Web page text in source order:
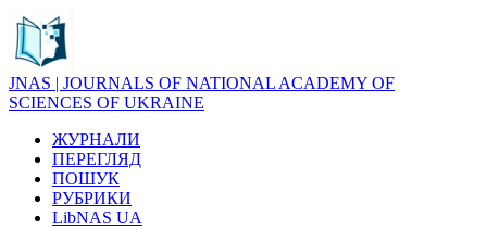
JNAS | JOURNALS OF NATIONAL ACADEMY OF
SCIENCES OF UKRAINE
ЖУРНАЛИ
ПЕРЕГЛЯД
ПОШУК
РУБРИКИ
LibNAS UA